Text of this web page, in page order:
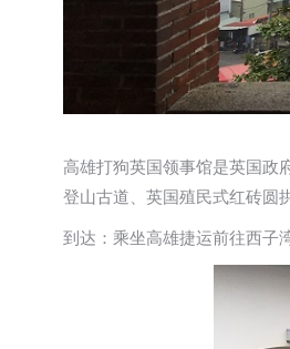
高雄打狗英国领事馆是英国政
登山古道、英国殖民式红砖圆
到达：乘坐高雄捷运前往西子